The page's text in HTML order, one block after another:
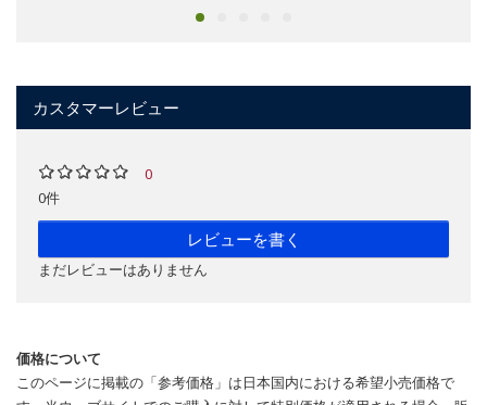
カスタマーレビュー
0
0件
レビューを書く
まだレビューはありません
価格について
このページに掲載の「参考価格」は日本国内における希望小売価格で